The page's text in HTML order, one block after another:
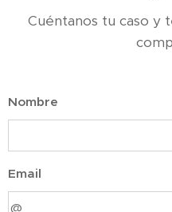
Cuéntanos tu caso y
Nombre
Email